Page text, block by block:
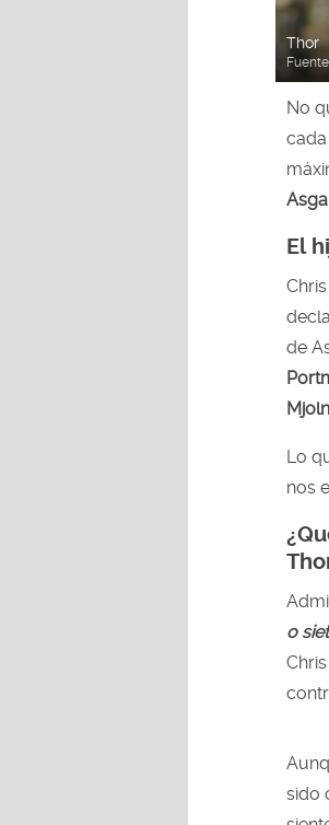
Thor
No
El
de
Lo
nos
o
sido